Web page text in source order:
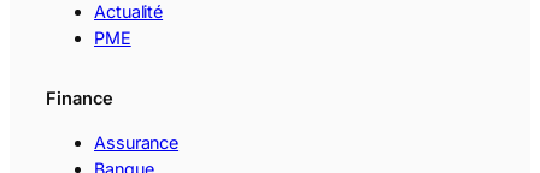
Actualité
PME
Finance
Assurance
Banque